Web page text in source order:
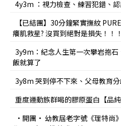
4y3m ：視力檢查、練習犯錯、
【已結團】30分鐘緊實撫紋
癢肌救星? 沒買到絕對是損失！！！
3y9m：紀念人生第一次攀岩抱
飯就算了
3y8m 哭到停不下來、父母教育
重度運動族群喝的膠原蛋白【品純
•開團• 幼教屆老字號《理特尚